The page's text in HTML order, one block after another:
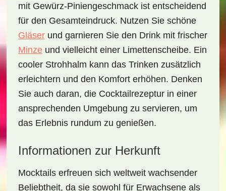
mit Gewürz-Piniengeschmackist entscheidend
für den Gesamteindruck. Nutzen Sie schöne
Gläserund garnieren Sie den Drink mit frischer
Minzeund vielleicht einer Limettenscheibe. Ein
cooler Strohhalm kann das Trinken zusätzlich
erleichtern und den Komfort erhöhen. Denken
Sie auch daran, die Cocktailrezeptur in einer
ansprechenden Umgebung zu servieren, um
das Erlebnis rundum zu genießen.
Informationen zur Herkunft
Mocktails erfreuen sich weltweit wachsender
Beliebtheit, da sie sowohl für Erwachsene als